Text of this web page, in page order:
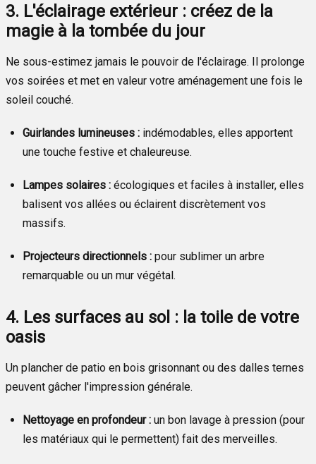
3. L'éclairage extérieur : créez de la
magie à la tombée du jour
Ne sous-estimez jamais le pouvoir de l'éclairage. Il prolonge
vos soirées et met en valeur votre aménagement une fois le
soleil couché.
Guirlandes lumineuses : indémodables, elles apportent
une touche festive et chaleureuse.
Lampes solaires : écologiques et faciles à installer, elles
balisent vos allées ou éclairent discrètement vos
massifs.
Projecteurs directionnels : pour sublimer un arbre
remarquable ou un mur végétal.
4. Les surfaces au sol : la toile de votre
oasis
Un plancher de patio en bois grisonnant ou des dalles ternes
peuvent gâcher l'impression générale.
Nettoyage en profondeur : un bon lavage à pression (pour
les matériaux qui le permettent) fait des merveilles.